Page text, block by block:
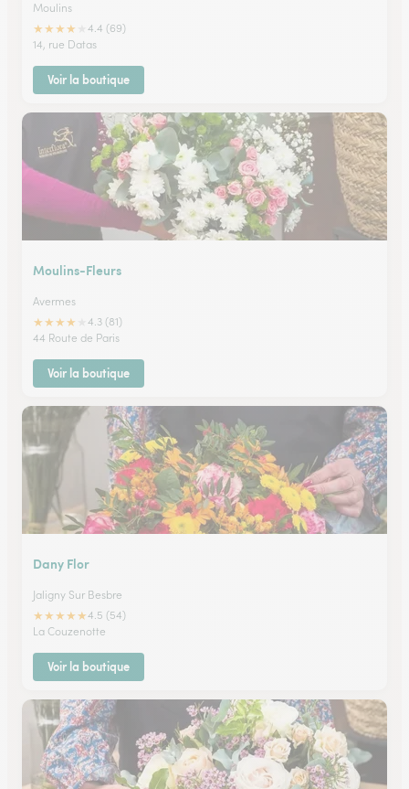
Moulins
★★★★
4.4 (69)
14, rue Datas
Voir la boutique
Moulins-Fleurs
Avermes
★★★★
4.3 (81)
44 Route de Paris
Voir la boutique
Dany Flor
Jaligny Sur Besbre
★★★★★4.5 (54)
La Couzenotte
Voir la boutique